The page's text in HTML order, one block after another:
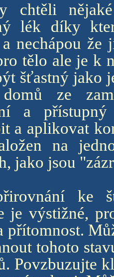
chtěli
lék díky
nechápou
tělo ale je k
šťastný jako
ze
a
a aplikovat
na
jako jsou
ke
je výstižné,
přítomnost.
tohoto
Povzbuzujte